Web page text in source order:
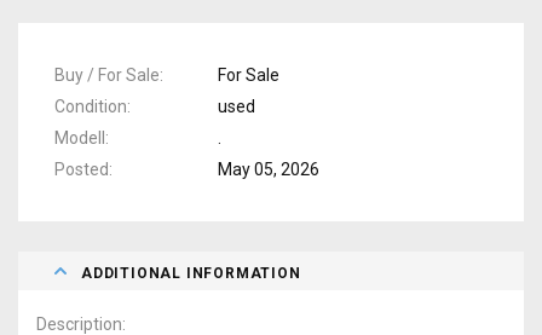
Buy / For Sale
For Sale
Condition
used
Modell
Posted
May 05, 2026
ADDITIONAL INFORMATION
Description